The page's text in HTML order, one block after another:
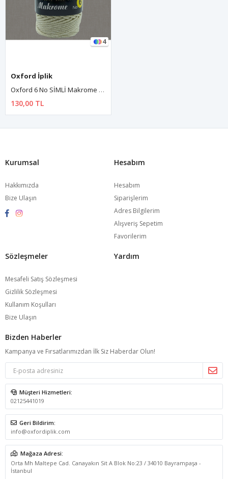
4
Oxford İplik
Oxford 6 No SİMLİ Makrome - SI406 Vanilya
130,00 TL
Kurumsal
Hakkımızda
Bize Ulaşın
Hesabım
Hesabım
Siparişlerim
Adres Bilgilerim
Alışveriş Sepetim
Favorilerim
Sözleşmeler
Mesafeli Satış Sözleşmesi
Gizlilik Sözleşmesi
Kullanım Koşulları
Bize Ulaşın
Yardım
Bizden Haberler
Kampanya ve Fırsatlarımızdan İlk Siz Haberdar Olun!
Müşteri Hizmetleri:
02125441019
Geri Bildirim:
info@oxfordiplik.com
Mağaza Adresi:
Orta Mh Maltepe Cad. Canayakın Sit A Blok No:23 / 34010 Bayrampaşa -
İstanbul